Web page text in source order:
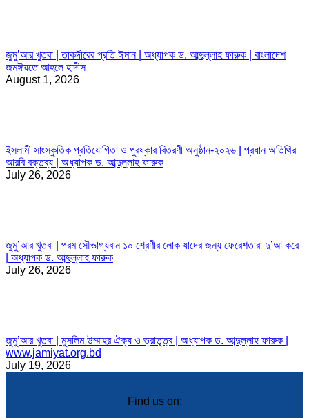
জুমু’আর খুতবা | তাকদীরের প্রতি ঈমান | অধ্যাপক ড. আব্দুল্লাহ ফারুক | বাংলাদেশ
জমঈয়তে আহলে হাদীস
August 1, 2026
ইসলামী সাংস্কৃতিক প্রতিযোগিতা ও পুরষ্কার বিতরণী অনুষ্ঠান-২০২৬ | প্রধান অতিথির
আরবি বক্তব্য | অধ্যাপক ড. আব্দুল্লাহ ফারুক
July 26, 2026
জুমু’আর খুতবা | পরম সৌভাগ্যবান ১০ শ্রেণীর লোক যাদের জন্য ফেরেশতারা দু’আ করে
| অধ্যাপক ড. আব্দুল্লাহ ফারুক
July 26, 2026
জুমু’আর খুতবা | মুসলিম উম্মাহর ঐক্য ও ভ্রাতৃত্ব | অধ্যাপক ড. আব্দুল্লাহ ফারুক |
www.jamiyat.org.bd
July 19, 2026
Find us on: